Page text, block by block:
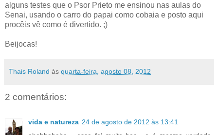
alguns testes que o Psor Prieto me ensinou nas aulas do
Senai, usando o carro do papai como cobaia e posto aqui
procêis vê como é divertido. ;)
Beijocas!
Thais Roland às quarta-feira, agosto 08, 2012
2 comentários:
vida e natureza 24 de agosto de 2012 às 13:41